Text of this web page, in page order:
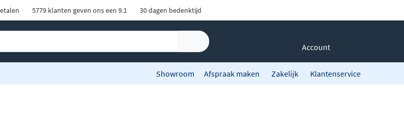
5779 klanten geven ons een 9.1 30 dagen bedenktijd
Account
Showroom Afspraak maken Zakelijk Klantenservice